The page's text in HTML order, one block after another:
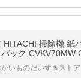
HITACHI 掃除機 紙
CV-KV70M-W 日本
ャニスター型 紙パ
送料無料
かいものだいすきストア